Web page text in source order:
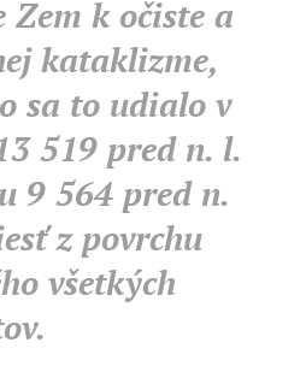
Zem k očiste a
kataklizme,
sa to udialo v
519 pred n. l.
9 564 pred n.
z povrchu
všetkých